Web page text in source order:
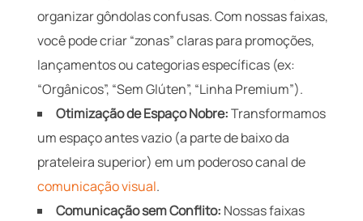
organizar gôndolas confusas. Com nossas faixas,
você pode criar “zonas” claras para promoções,
lançamentos ou categorias específicas (ex:
“Orgânicos”, “Sem Glúten”, “Linha Premium”).
Otimização de Espaço Nobre:Transformamos
um espaço antes vazio (a parte de baixo da
prateleira superior) em um poderoso canal de
comunicação visual.
Comunicação sem Conflito: Nossas faixas